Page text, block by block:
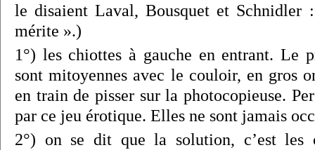
le disaient Laval, Bousquet et Schnidler
mérite ».)
1°) les chiottes à gauche en entrant. Le
sont mitoyennes avec le couloir, en gros
en train de pisser sur la photocopieuse.
par ce jeu érotique. Elles ne sont jamais
2°) on se dit que la solution, c’est les